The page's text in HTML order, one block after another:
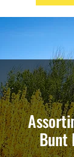
Bunt